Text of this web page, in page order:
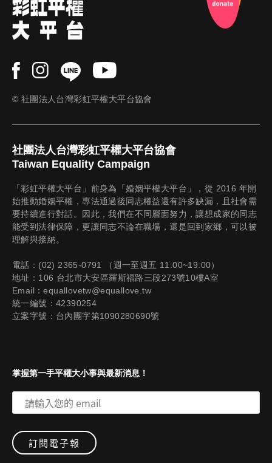
ok
© 社團法人台灣彩虹平權大平台協會
社團法人台灣彩虹平權大平台協會
Taiwan Equality Campaign
「彩虹平權大平台」前身為「婚姻平權大平台」，從 2016 年開
始推動婚姻平權，專法通過後同志權益還有許多缺漏，且社會需
要持續進行對話。因此，我們在不同層面努力，讓想成家的同志
能受到法律保障，更讓同志不論在職場，還是回到家鄉，可以被
理解與接納。
電話：(02) 2365-0791 （週一至週五 11:00~19:00）
地址：106 台北市大安區羅斯福路三段273號10樓A室
Email：equallovetw@equallove.tw
統一編號：42390254
立案字號：台內團字第1090280690號
掌握第一手平權大小事與最新消息！